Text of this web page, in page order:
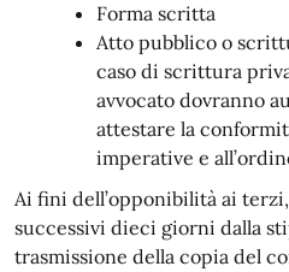
Forma scritta
Atto pubblico o
caso di scrittura
avvocato dovranno
attestare la
imperative e
Ai fini dell’opponibilità ai
successivi dieci giorni dalla
trasmissione della copia del